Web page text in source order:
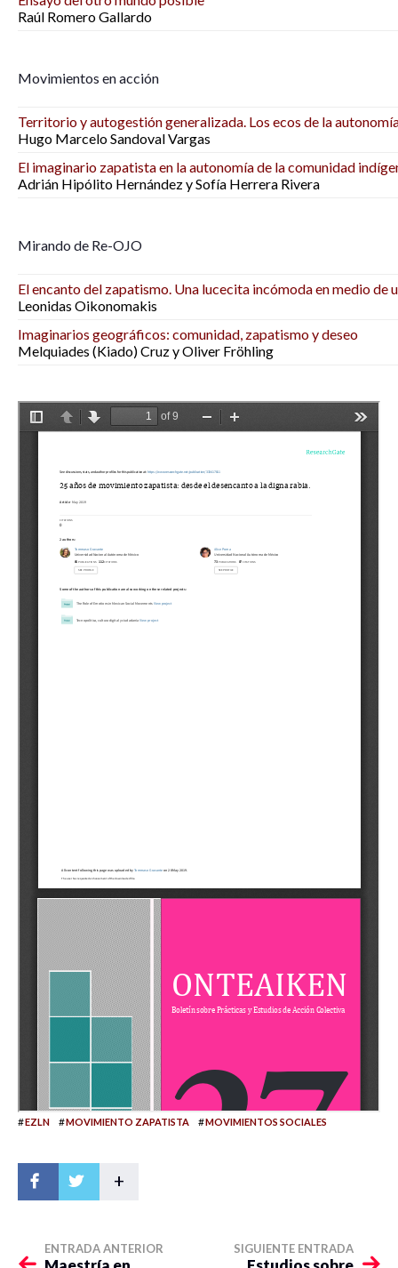
Raúl Romero Gallardo
Movimientos en acción
Territorio y autogestión generalizada. Los ecos de la
Hugo Marcelo Sandoval Vargas
El imaginario zapatista en la autonomía de la comunidad
Adrián Hipólito Hernández y Sofía Herrera Rivera
Mirando de Re-OJO
El encanto del zapatismo. Una lucecita incómoda en medio de
Leonidas Oikonomakis
Imaginarios geográficos: comunidad, zapatismo y deseo
Melquiades (Kiado) Cruz y Oliver Fröhling
#EZLN #MOVIMIENTO ZAPATISTA #MOVIMIENTOS SOCIALES
+
ENTRADA ANTERIOR SIGUIENTE ENTRADA